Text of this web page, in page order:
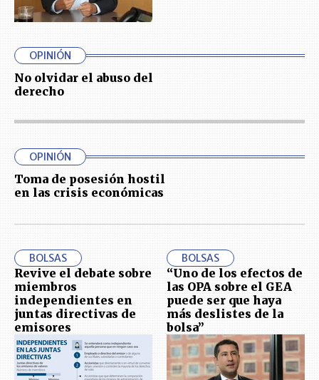
OPINIÓN
No olvidar el abuso del
derecho
OPINIÓN
Toma de posesión hostil
en las crisis económicas
BOLSAS
Revive el debate sobre
miembros
independientes en
juntas directivas de
emisores
BOLSAS
“Uno de los efectos de
las OPA sobre el GEA
puede ser que haya
más deslistes de la
bolsa”